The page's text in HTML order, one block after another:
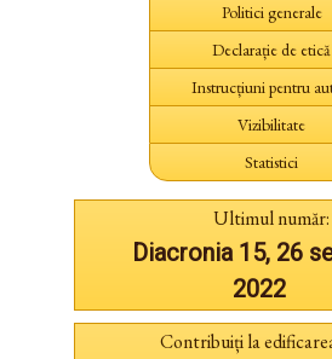
Politici generale
Declarație de etică
Instrucțiuni pentru
Vizibilitate
Statistici
Ultimul număr:
Diacronia 15, 26
2022
Contribuiți la